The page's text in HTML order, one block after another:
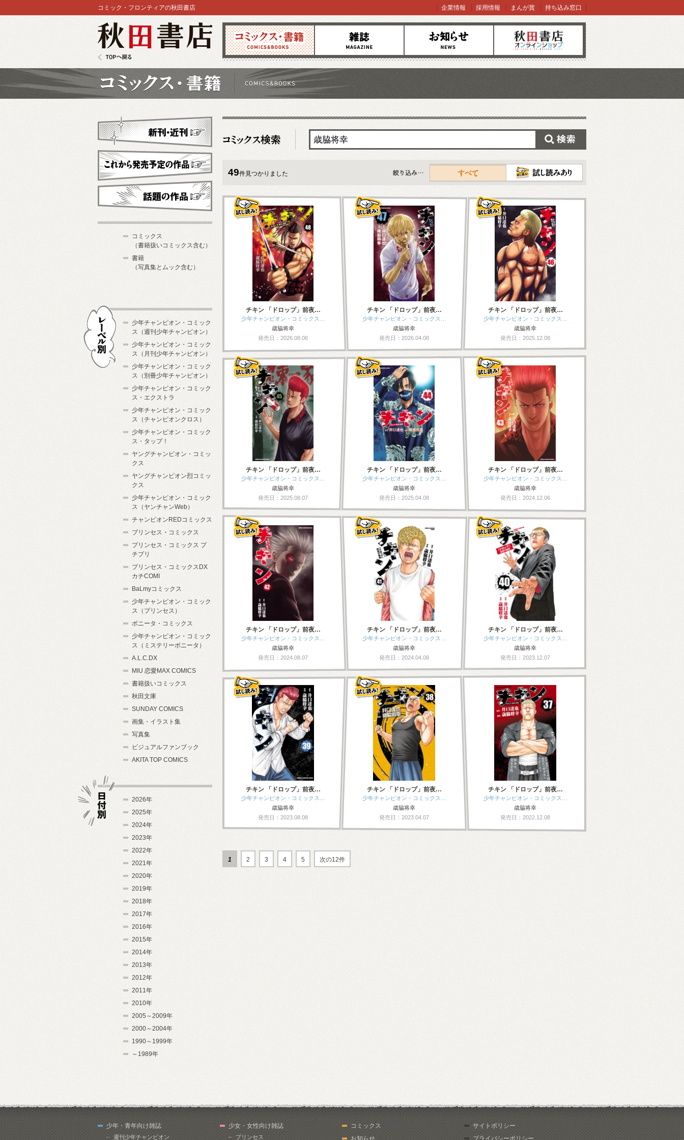
コミックス 雑誌 お知らせ オンラインショップ
コミック・フロンティアの秋田書店 企業情報 採用情報 まんが賞 持ち込み窓口
49件見つかりました
すべて
チキン 「ドロップ」前夜…
少年チャンピオン・コミックス…
歳脇将幸
発売日：2026.08.06
チキン 「ドロップ」前夜…
少年チャンピオン・コミックス…
歳脇将幸
発売日：2026.04.08
チキン 「ドロップ」前夜…
少年チャンピオン・コミックス…
歳脇将幸
発売日：2025.12.08
チキン 「ドロップ」前夜…
少年チャンピオン・コミックス…
歳脇将幸
発売日：2025.08.07
チキン 「ドロップ」前夜…
少年チャンピオン・コミックス…
歳脇将幸
発売日：2025.04.08
チキン 「ドロップ」前夜…
少年チャンピオン・コミックス…
歳脇将幸
発売日：2024.12.06
チキン 「ドロップ」前夜…
少年チャンピオン・コミックス…
歳脇将幸
発売日：2024.08.07
チキン 「ドロップ」前夜…
少年チャンピオン・コミックス…
歳脇将幸
発売日：2024.04.08
チキン 「ドロップ」前夜…
少年チャンピオン・コミックス…
歳脇将幸
発売日：2023.12.07
チキン 「ドロップ」前夜…
少年チャンピオン・コミックス…
歳脇将幸
発売日：2023.08.08
チキン 「ドロップ」前夜…
少年チャンピオン・コミックス…
歳脇将幸
発売日：2023.04.07
チキン 「ドロップ」前夜…
少年チャンピオン・コミックス…
歳脇将幸
発売日：2022.12.08
1 2 3 4 5 次の12件
新刊・近刊
これから発売予定
コミックス
（書籍扱いコミックス含む）
書籍
（写真集とムック含む）
少年チャンピオン・コミック
ス（週刊少年チャンピオン）
少年チャンピオン・コミック
ス（月刊少年チャンピオン）
少年チャンピオン・コミック
ス（別冊少年チャンピオン）
少年チャンピオン・コミック
ス・エクストラ
少年チャンピオン・コミック
ス（チャンピオンクロス）
少年チャンピオン・コミック
ス・タップ！
ヤングチャンピオン・コミッ
クス
ヤングチャンピオン烈コミッ
クス
少年チャンピオン・コミック
ス（ヤンチャンWeb）
チャンピオンREDコミックス
プリンセス・コミックス
プリンセス・コミックス プ
チプリ
プリンセス・コミックスDX
カチCOMI
BaLmyコミックス
少年チャンピオン・コミック
ス（プリンセス）
ボニータ・コミックス
少年チャンピオン・コミック
ス（ミステリーボニータ）
A.L.C.DX
MIU 恋愛MAX COMICS
書籍扱いコミックス
秋田文庫
SUNDAY COMICS
画集・イラスト集
写真集
ビジュアルファンブック
AKITA TOP COMICS
2026年
2025年
2024年
2023年
2022年
2021年
2020年
2019年
2018年
2017年
2016年
2015年
2014年
2013年
2012年
2011年
2010年
2005～2009年
2000～2004年
1990～1999年
～1989年
少年・青年向け雑誌
週刊少年チャンピオン
少女・女性向け雑誌
プリンセス
コミックス
お知らせ
サイトポリシー
プライバシーポリシー